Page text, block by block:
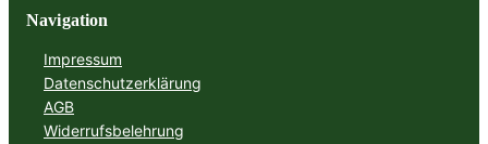
Navigation
Impressum
Datenschutzerklärung
AGB
Widerrufsbelehrung